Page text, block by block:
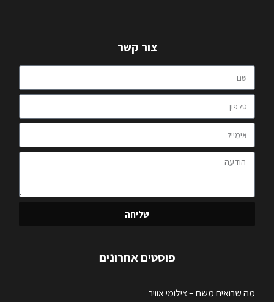
צור קשר
שליחה
פוסטים אחרונים
מה שרואים משם – צילומי אוויר